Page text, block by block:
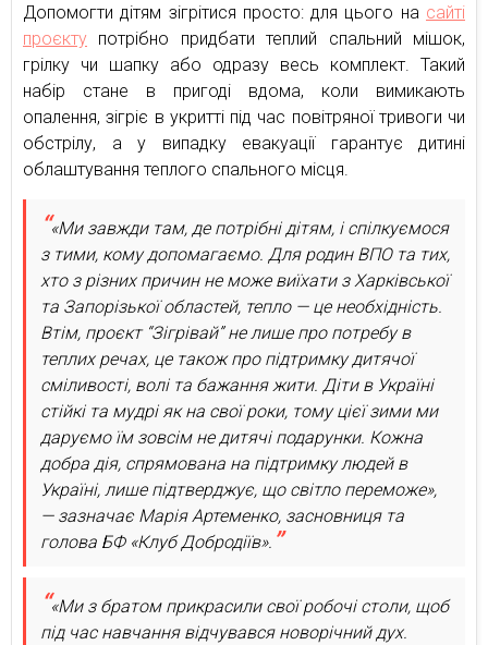
Допомогти дітям зігрітися просто: для цього на сайті
проєкту потрібно придбати теплий спальний мішок,
грілку чи шапку або одразу весь комплект. Такий
набір стане в пригоді вдома, коли вимикають
опалення, зігріє в укритті під час повітряної тривоги чи
обстрілу, а у випадку евакуації гарантує дитині
облаштування теплого спального місця.
«Ми завжди там, де потрібні дітям, і спілкуємося
з тими, кому допомагаємо. Для родин ВПО та тих,
хто з різних причин не може виїхати з Харківської
та Запорізької областей, тепло — це необхідність.
Втім, проєкт “Зігрівай” не лише про потребу в
теплих речах, це також про підтримку дитячої
сміливості, волі та бажання жити. Діти в Україні
стійкі та мудрі як на свої роки, тому цієї зими ми
даруємо їм зовсім не дитячі подарунки. Кожна
добра дія, спрямована на підтримку людей в
Україні, лише підтверджує, що світло переможе»,
— зазначає Марія Артеменко, засновниця та
голова БФ «Клуб Добродіїв».
«Ми з братом прикрасили свої робочі столи, щоб
під час навчання відчувався новорічний дух.